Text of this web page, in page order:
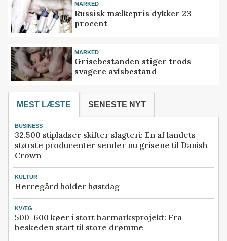
MARKED
Russisk mælkepris dykker 23
procent
MARKED
Grisebestanden stiger trods
svagere avlsbestand
MEST LÆSTE SENESTE NYT
BUSINESS
32.500 stipladser skifter slagteri: En af landets
største producenter sender nu grisene til Danish
Crown
KULTUR
Herregård holder høstdag
KVÆG
500-600 køer i stort barmarksprojekt: Fra
beskeden start til store drømme